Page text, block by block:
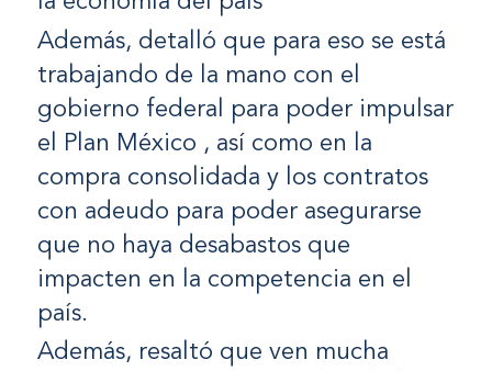
Además, detalló que para eso se está
trabajando de la mano con el
gobierno federal para poder impulsar
el Plan México , así como en la
compra consolidada y los contratos
con adeudo para poder asegurarse
que no haya desabastos que
impacten en la competencia en el
país.
Además, resaltó que ven mucha